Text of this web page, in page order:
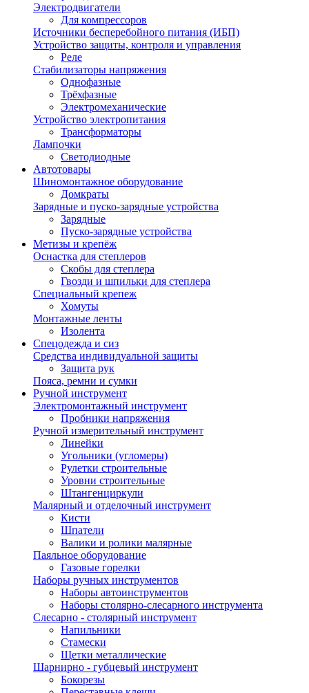
Электродвигатели
Для компрессоров
Источники бесперебойного питания (ИБП)
Устройство защиты, контроля и управления
Реле
Стабилизаторы напряжения
Однофазные
Трёхфазные
Электромеханические
Устройство электропитания
Трансформаторы
Лампочки
Светодиодные
Автотовары
Шиномонтажное оборудование
Домкраты
Зарядные и пуско-зарядные устройства
Зарядные
Пуско-зарядные устройства
Метизы и крепёж
Оснастка для степлеров
Скобы для степлера
Гвозди и шпильки для степлера
Специальный крепеж
Хомуты
Монтажные ленты
Изолента
Спецодежда и сиз
Средства индивидуальной защиты
Защита рук
Пояса, ремни и сумки
Ручной инструмент
Электромонтажный инструмент
Пробники напряжения
Ручной измерительный инструмент
Линейки
Угольники (угломеры)
Рулетки строительные
Уровни строительные
Штангенциркули
Малярный и отделочный инструмент
Кисти
Шпатели
Валики и ролики малярные
Паяльное оборудование
Газовые горелки
Наборы ручных инструментов
Наборы автоинструментов
Наборы столярно-слесарного инструмента
Слесарно - столярный инструмент
Напильники
Стамески
Щетки металлические
Шарнирно - губцевый инструмент
Бокорезы